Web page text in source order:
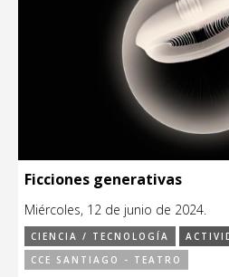
Ficciones generativas
Miércoles, 12 de junio de 2024.
CIENCIA / TECNOLOGÍA
CCE SANTIAGO - TEATRO